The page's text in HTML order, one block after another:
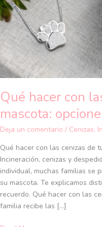
Qué hacer con
mascota:
Deja un comentario / Cenizas,
Qué hacer con las cenizas de
Incineración, cenizas y
individual, muchas familias se
su mascota. Te explicamos
recuerdo. Qué hacer con las
familia recibe las […]
cenizas
de
tu
mascota:
opciones,
ideas
y